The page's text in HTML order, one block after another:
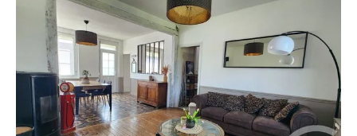
CLAIROIX 60
110 m2 , 7 pièces
Ref : 97
Maison à vendre
329 500 €